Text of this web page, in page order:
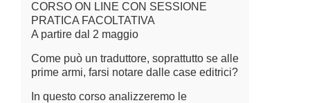
CORSO ON LINE CON SESSIONE
PRATICA FACOLTATIVA
A partire dal 2 maggio
Come può un traduttore, soprattutto se alle
prime armi, farsi notare dalle case editrici?
In questo corso analizzeremo le